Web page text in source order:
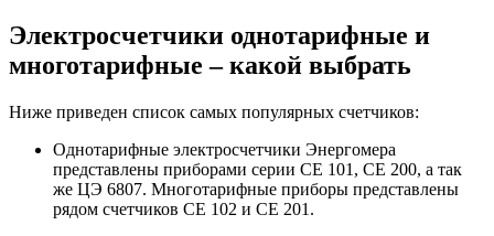
Электросчетчики однотарифные и
многотарифные – какой выбрать
Ниже приведен список самых популярных счетчиков:
Однотарифные электросчетчики Энергомера
представлены приборами серии СЕ 101, СЕ 200, а так
же ЦЭ 6807. Многотарифные приборы представлены
рядом счетчиков СЕ 102 и СЕ 201.